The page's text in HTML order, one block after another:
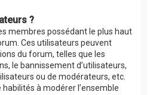
?
membres possédant le plus haut
Ces utilisateurs peuvent
du forum, telles que les
le bannissement d’utilisateurs,
ou de modérateurs, etc.
à modérer l’ensemble